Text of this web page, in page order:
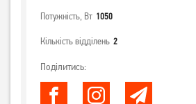
Потужність, Вт 1050
Кількість відділень 2
Поділитись: